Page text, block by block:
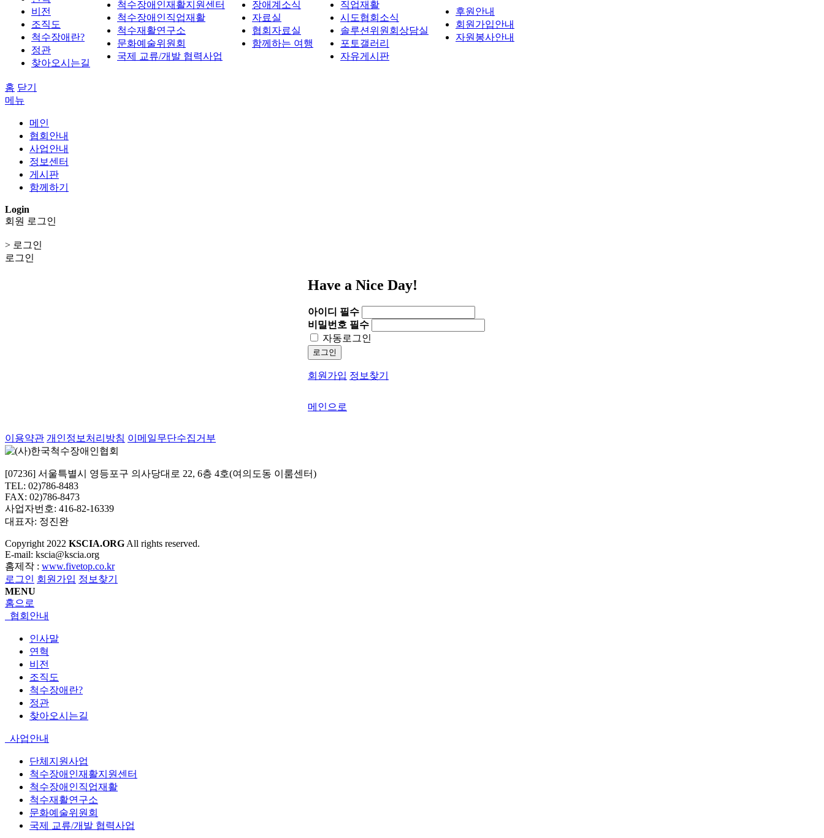
비전
조직도
척수장애란?
정관
찾아오시는길
척수장애인재활지원센터
척수장애인직업재활
척수재활연구소
문화예술위원회
국제 교류/개발 협력사업
장애계소식
자료실
협회자료실
함께하는 여행
직업재활
시도협회소식
솔루션위원회상담실
포토갤러리
자유게시판
후원안내
회원가입안내
자원봉사안내
홈 닫기
메뉴
메인
협회안내
사업안내
정보센터
게시판
함께하기
Login
회원 로그인
> 로그인
로그인
Have a Nice Day!
아이디 필수
비밀번호 필수
자동로그인
로그인
회원가입 정보찾기
메인으로
이용약관 개인정보처리방침 이메일무단수집거부
[07236] 서울특별시 영등포구 의사당대로 22, 6층 4호(여의도동 이룸센터)
TEL: 02)786-8483
FAX: 02)786-8473
사업자번호: 416-82-16339
대표자: 정진완
Copyright 2022 KSCIA.ORG All rights reserved.
E-mail: kscia@kscia.org
홈제작 : www.fivetop.co.kr
로그인 회원가입 정보찾기
MENU
홈으로
협회안내
인사말
연혁
비전
조직도
척수장애란?
정관
찾아오시는길
사업안내
단체지원사업
척수장애인재활지원센터
척수장애인직업재활
척수재활연구소
문화예술위원회
국제 교류/개발 협력사업